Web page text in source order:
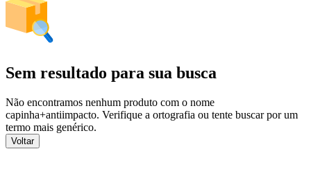
Sem resultado para sua busca
Não encontramos nenhum produto com o nome
capinha+antiimpacto. Verifique a ortografia ou tente buscar por um
termo mais genérico.
Voltar